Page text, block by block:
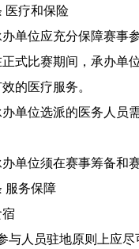
医疗和保险
办单位应充分保障赛事
正式比赛期间，承办
的医疗服务。
办单位选派的医务人
办单位须在赛事筹备和
服务保障
宿
与人员驻地原则上应